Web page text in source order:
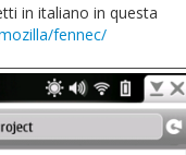
in italiano in questa
fennec/